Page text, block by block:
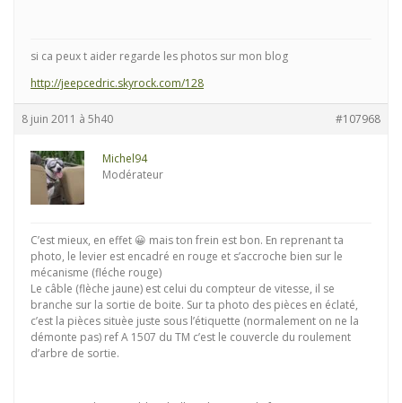
si ca peux t aider regarde les photos sur mon blog
http://jeepcedric.skyrock.com/128
8 juin 2011 à 5h40 #107968
Michel94
Modérateur
C’est mieux, en effet 😀 mais ton frein est bon. En reprenant ta
photo, le levier est encadré en rouge et s’accroche bien sur le
mécanisme (fléche rouge)
Le câble (flèche jaune) est celui du compteur de vitesse, il se
branche sur la sortie de boite. Sur ta photo des pièces en éclaté,
c’est la pièces situèe juste sous l’étiquette (normalement on ne la
démonte pas) ref A 1507 du TM c’est le couvercle du roulement
d’arbre de sortie.